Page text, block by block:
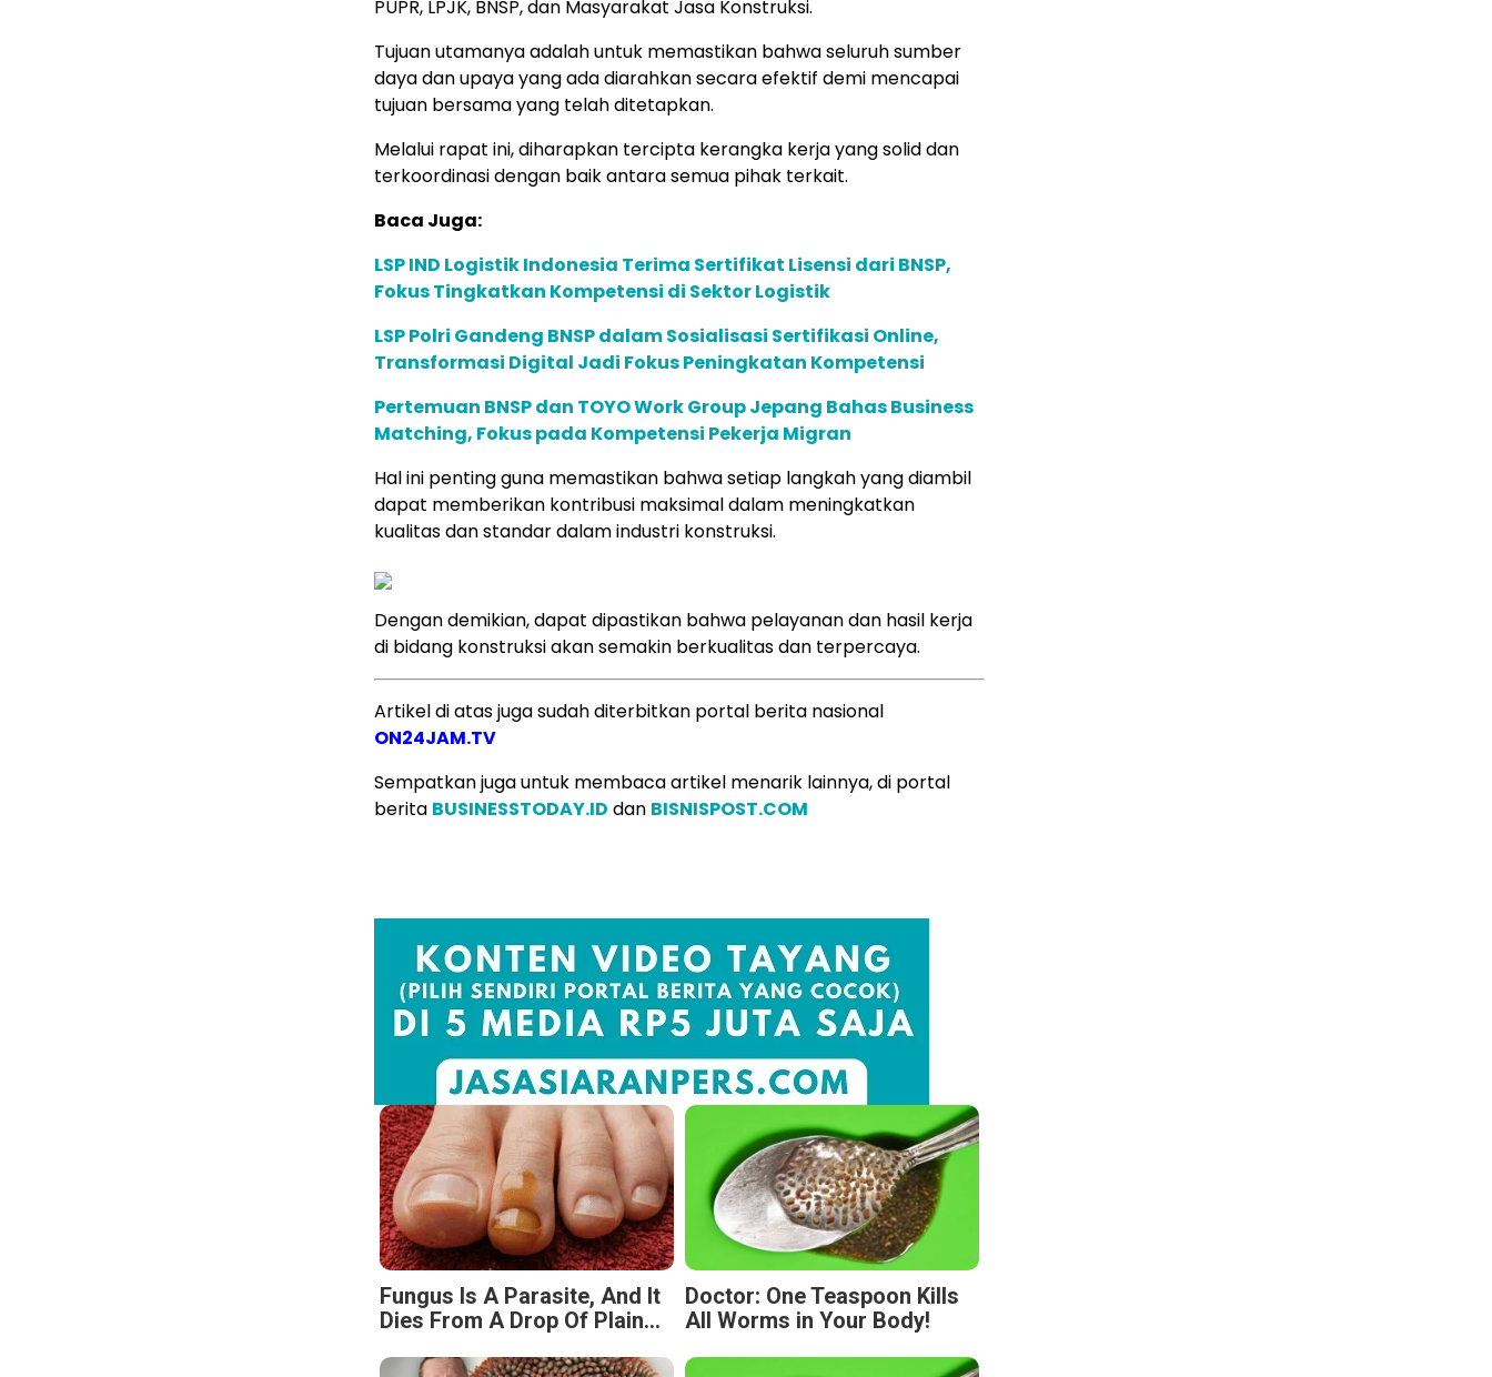
PUPR, LPJK, BNSP, dan Masyarakat Jasa Konstruksi.
Tujuan utamanya adalah untuk memastikan bahwa seluruh sumber
daya dan upaya yang ada diarahkan secara efektif demi mencapai
tujuan bersama yang telah ditetapkan.
Melalui rapat ini, diharapkan tercipta kerangka kerja yang solid dan
terkoordinasi dengan baik antara semua pihak terkait.
Baca Juga:
LSP IND Logistik Indonesia Terima Sertifikat Lisensi dari BNSP,
Fokus Tingkatkan Kompetensi di Sektor Logistik
LSP Polri Gandeng BNSP dalam Sosialisasi Sertifikasi Online,
Transformasi Digital Jadi Fokus Peningkatan Kompetensi
Pertemuan BNSP dan TOYO Work Group Jepang Bahas Business
Matching, Fokus pada Kompetensi Pekerja Migran
Hal ini penting guna memastikan bahwa setiap langkah yang diambil
dapat memberikan kontribusi maksimal dalam meningkatkan
kualitas dan standar dalam industri konstruksi.
Dengan demikian, dapat dipastikan bahwa pelayanan dan hasil kerja
di bidang konstruksi akan semakin berkualitas dan terpercaya.
Artikel di atas juga sudah diterbitkan portal berita nasional
ON24JAM.TV
Sempatkan juga untuk membaca artikel menarik lainnya, di portal
berita BUSINESSTODAY.ID dan BISNISPOST.COM
Fungus Is A Parasite, And It
Dies From A Drop Of Plain...
Doctor: One Teaspoon Kills
All Worms in Your Body!